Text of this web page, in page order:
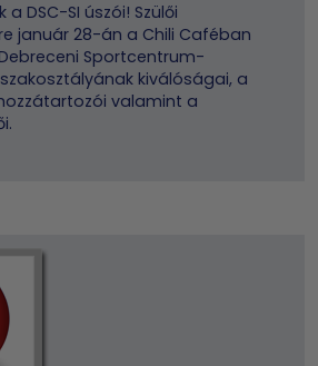
DSC-SI úszói! Szülői
január 28-án a Chili Caféban
Sportcentrum-
kiválóságai, a
valamint a